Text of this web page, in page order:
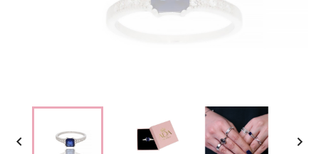
 